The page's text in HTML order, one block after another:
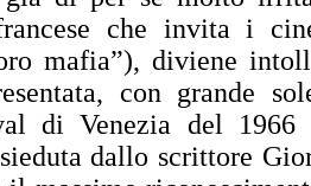
che invita i
mafia”), diviene
con grande
di Venezia del
dallo scrittore